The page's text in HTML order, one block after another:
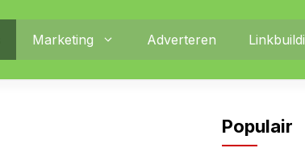
Marketing Adverteren
Populair